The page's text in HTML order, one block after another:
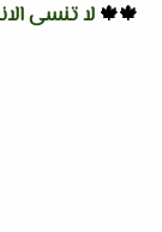
🍁🍁 لا تنسى